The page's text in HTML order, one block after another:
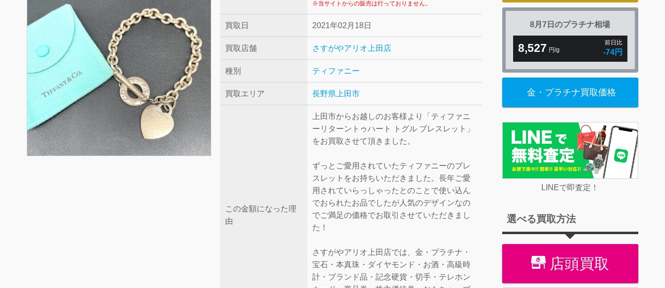
※当サイトからの販売は行っておりません。
買取日 2021年02月18日
買取店舗 さすがやアリオ上田店
種別 ティファニー
買取エリア 長野県上田市
この金額になった理
由
上田市からお越しのお客様より「ティファニ
ーリターントゥハート トグル ブレスレット」
をお買取させて頂きました。
ずっとご愛用されていたティファニーのブレ
スレットをお持ちいただきました。長年ご愛
用されていらっしゃったとのことで使い込ん
でおられたお品でしたが人気のデザインなの
でご満足の価格でお取引させていただきまし
た！
さすがやアリオ上田店では、金・プラチナ・
宝石・本真珠・ダイヤモンド・お酒・高級時
計・ブランド品・記念硬貨・切手・テレホン
8月7日のプラチナ相場
8,527 円/g
前日比
-74円
金・プラチナ買取価格
LINEで即査定！
選べる買取方法
店頭買取